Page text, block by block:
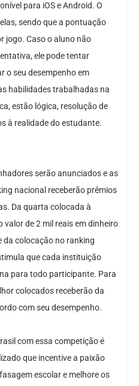
para iOS e Android. O
sendo que a pontuação
jogo. Caso o aluno não
ele pode tentar
o seu desempenho em
habilidades trabalhadas na
estão lógica, resolução de
à realidade do estudante.
serão anunciados e as
nacional receberão prêmios
Da quarta colocada à
valor de 2 mil reais em dinheiro
da colocação no ranking
que cada instituição
para todo participante. Para
colocados receberão da
com seu desempenho.
com essa competição é
que incentive a paixão
escolar e melhore os